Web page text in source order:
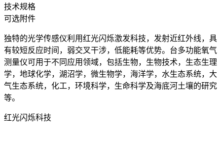
技术规格
可选附件
独特的光学传感仪利用红光闪烁激发科技，发射近红外线，具
有较短反应时间，弱交叉干涉，低能耗等优势。台多功能氧气
测量仪可用于不同应用领域，包括生物，生物技术，生态生理
学，地球化学，湖沼学，微生物学，海洋学，水生态系统，大
气生态系统，化工，环境科学，生命科学及海底河土壤的研究
等。
红光闪烁科技